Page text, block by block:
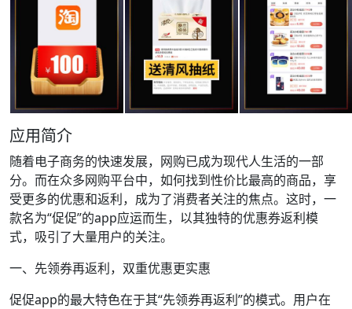
应用简介
随着电子商务的快速发展，网购已成为现代人生活的一部
分。而在众多网购平台中，如何找到性价比最高的商品，享
受更多的优惠和返利，成为了消费者关注的焦点。这时，一
款名为“促促”的app应运而生，以其独特的优惠券返利模
式，吸引了大量用户的关注。
一、先领券再返利，双重优惠更实惠
促促app的最大特色在于其“先领券再返利”的模式。用户在